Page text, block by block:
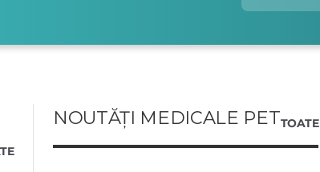
NOUTĂȚI MEDICALE PETTOATE